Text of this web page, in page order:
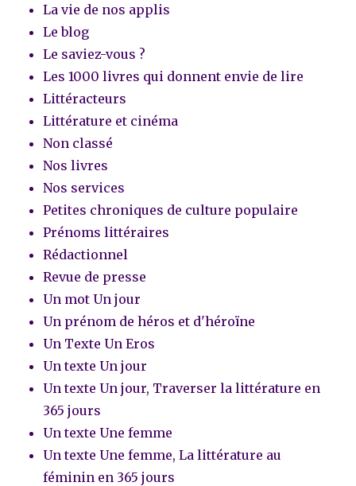
La vie de nos applis
Le blog
Le saviez-vous ?
Les 1000 livres qui donnent envie de lire
Littéracteurs
Littérature et cinéma
Non classé
Nos livres
Nos services
Petites chroniques de culture populaire
Prénoms littéraires
Rédactionnel
Revue de presse
Un mot Un jour
Un prénom de héros et d'héroïne
Un Texte Un Eros
Un texte Un jour
Un texte Un jour, Traverser la littérature en
365 jours
Un texte Une femme
Un texte Une femme, La littérature au
féminin en 365 jours